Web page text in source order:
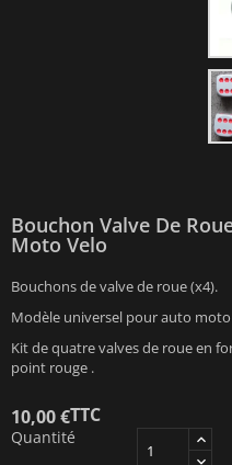
Bouchon Valve De
Moto Velo
Bouchons de valve de roue (x4).
Modèle universel pour auto
Kit de quatre valves de roue en
point rouge .
10,00 €TTC
Quantité